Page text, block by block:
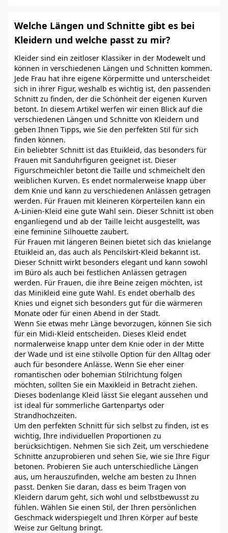
Welche Längen und Schnitte gibt es bei
Kleidern und welche passt zu mir?
Kleider sind ein zeitloser Klassiker in der Modewelt und
können in verschiedenen Längen und Schnitten kommen.
Jede Frau hat ihre eigene Körpermitte und unterscheidet
sich in ihrer Figur, weshalb es wichtig ist, den passenden
Schnitt zu finden, der die Schönheit der eigenen Kurven
betont. In diesem Artikel werfen wir einen Blick auf die
verschiedenen Längen und Schnitte von Kleidern und
geben Ihnen Tipps, wie Sie den perfekten Stil für sich
finden können.
Ein beliebter Schnitt ist das Etuikleid, das besonders für
Frauen mit Sanduhrfiguren geeignet ist. Dieser
Figurschmeichler betont die Taille und schmeichelt den
weiblichen Kurven. Es endet normalerweise knapp über
dem Knie und kann zu verschiedenen Anlässen getragen
werden. Für Frauen mit kleineren Körperteilen kann ein
A-Linien-Kleid eine gute Wahl sein. Dieser Schnitt ist oben
enganliegend und ab der Taille leicht ausgestellt, was
eine feminine Silhouette zaubert.
Für Frauen mit längeren Beinen bietet sich das knielange
Etuikleid an, das auch als Pencilskirt-Kleid bekannt ist.
Dieser Schnitt wirkt besonders elegant und kann sowohl
im Büro als auch bei festlichen Anlässen getragen
werden. Für Frauen, die ihre Beine zeigen möchten, ist
das Minikleid eine gute Wahl. Es endet oberhalb des
Knies und eignet sich besonders gut für die wärmeren
Monate oder für einen Abend in der Stadt.
Wenn Sie etwas mehr Länge bevorzugen, können Sie sich
für ein Midi-Kleid entscheiden. Dieses Kleid endet
normalerweise knapp unter dem Knie oder in der Mitte
der Wade und ist eine stilvolle Option für den Alltag oder
auch für besondere Anlässe. Wenn Sie eher einer
romantischen oder bohemian Stilrichtung folgen
möchten, sollten Sie ein Maxikleid in Betracht ziehen.
Dieses bodenlange Kleid lässt Sie elegant aussehen und
ist ideal für sommerliche Gartenpartys oder
Strandhochzeiten.
Um den perfekten Schnitt für sich selbst zu finden, ist es
wichtig, Ihre individuellen Proportionen zu
berücksichtigen. Nehmen Sie sich Zeit, um verschiedene
Schnitte anzuprobieren und sehen Sie, wie sie Ihre Figur
betonen. Probieren Sie auch unterschiedliche Längen
aus, um herauszufinden, welche am besten zu Ihnen
passt. Denken Sie daran, dass es beim Tragen von
Kleidern darum geht, sich wohl und selbstbewusst zu
fühlen. Wählen Sie einen Stil, der Ihren persönlichen
Geschmack widerspiegelt und Ihren Körper auf beste
Weise zur Geltung bringt.